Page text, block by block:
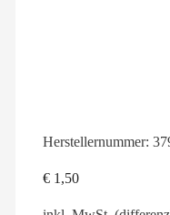
Herstellernummer:
€ 1,50